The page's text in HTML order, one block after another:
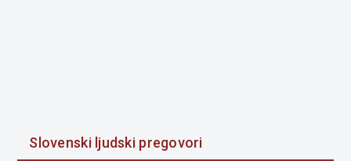
Slovenski ljudski pregovori